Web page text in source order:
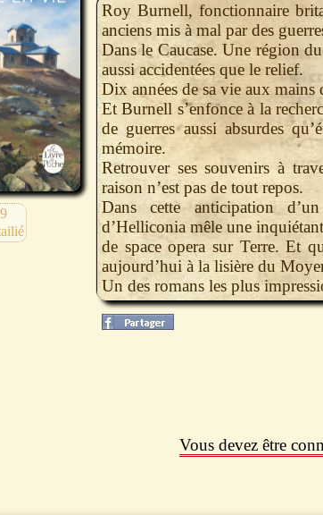
Roy Burnell, fonctionnaire
anciens mis à mal par des
Dans le Caucase. Une région
aussi accidentées que le relief.
Dix années de sa vie aux mains
Et Burnell s’enfonce à la
de guerres aussi absurdes
mémoire.
Retrouver ses souvenirs à
raison n’est pas de tout repos.
Dans cette anticipation
d’Helliconia mêle une
de space opera sur Terre. Et
aujourd’hui à la lisière du
Un des romans les plus
Vous devez être